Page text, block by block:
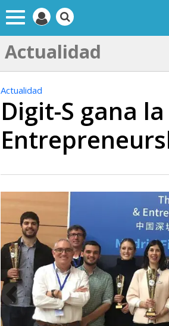
Actualidad
Actualidad
Digit-S gana